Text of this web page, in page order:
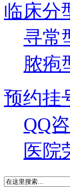
临床分
寻常
脓疱
预约挂
QQ
医院